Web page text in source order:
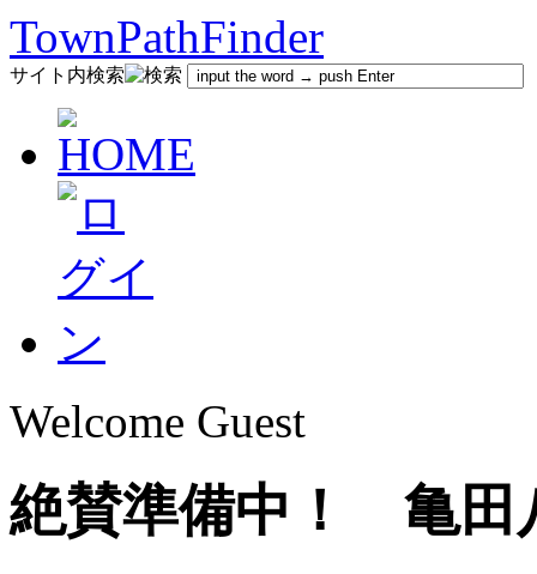
TownPathFinder
サイト内検索
Welcome Guest
絶賛準備中！ 亀田